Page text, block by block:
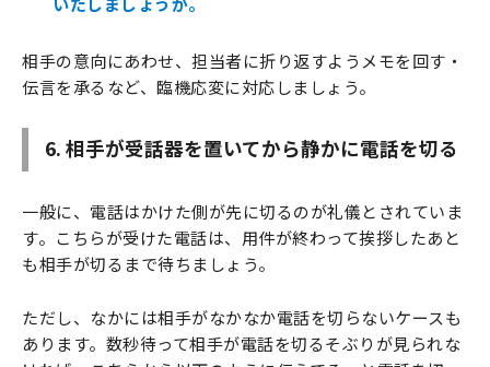
相手の意向にあわせ、担当者に折り返すようメモを回す・
伝言を承るなど、臨機応変に対応しましょう。
6. 相手が受話器を置いてから静かに電話を切る
一般に、電話はかけた側が先に切るのが礼儀とされていま
す。こちらが受けた電話は、用件が終わって挨拶したあと
も相手が切るまで待ちましょう。
ただし、なかには相手がなかなか電話を切らないケースも
あります。数秒待って相手が電話を切るそぶりが見られな